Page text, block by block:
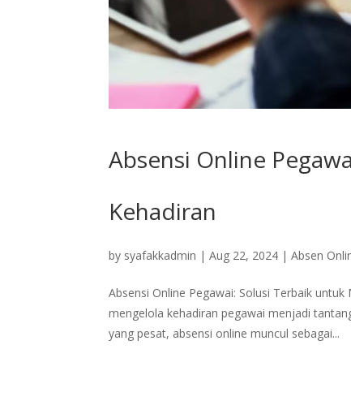
Absensi Online
Kehadiran
by syafakkadmin |Aug 22, 2024 |Absen
Absensi Online Pegawai: Solusi Terbaik
mengelola kehadiran pegawai menjadi
yang pesat, absensi online muncul sebagai...